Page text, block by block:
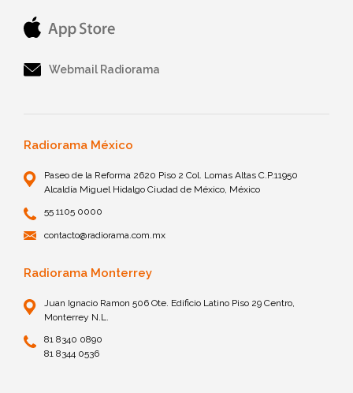
Webmail Radiorama
Radiorama México
Paseo de la Reforma 2620 Piso 2 Col. Lomas Altas C.P.11950
Alcaldía Miguel Hidalgo Ciudad de México, México
55 1105 0000
contacto@radiorama.com.mx
Radiorama Monterrey
Juan Ignacio Ramon 506 Ote. Edificio Latino Piso 29 Centro,
Monterrey N.L.
81 8340 0890
81 8344 0536